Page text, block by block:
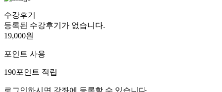
수강후기
등록된 수강후기가 없습니다.
19,000원
포인트 사용
190포인트 적립
로그인하시면 강좌에 등록할 수 있습니다.